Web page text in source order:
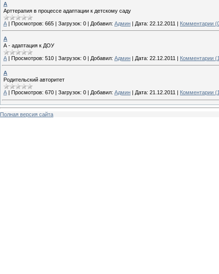
А
Арттерапия в процессе адаптации к детскому саду
А | Просмотров: 665 | Загрузок: 0 | Добавил: Админ | Дата: 22.12.2011 | Комментарии
А
А - адаптация к ДОУ
А | Просмотров: 510 | Загрузок: 0 | Добавил: Админ | Дата: 22.12.2011 | Комментарии
А
Родительский авторитет
А Просмотров: 670 Загрузок: 0 Добавил: Админ Дата: 21.12.2011 Комментарии
Полная версия сайта